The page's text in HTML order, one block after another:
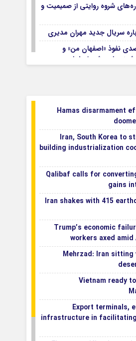
شروه روایتی از صمیمیت و
سریال جدید مهران مدیری
درصدی نفوذ «اصفهان من» و
شرکت‌های ممیزی انرژی
Hamas disarmament
Iran, South Korea to
building industrialization
Qalibaf calls for
gains
Iran shakes with 415
Trump’s economic
workers axed
Mehrzad: Iran sitting
Vietnam ready
Export terminals,
infrastructure in